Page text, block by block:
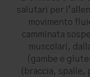
salutari per
movimento
camminata
muscolari,
(gambe e
(braccia,